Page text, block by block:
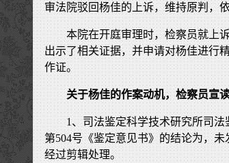
审法院驳回杨佳的上诉，维持原判，
本院在开庭审理时，检察员就上
出示了相关证据，并申请对杨佳进行
作证。
关于杨佳的作案动机，检察员宣
1、司法鉴定科学技术研究所司
第504号《鉴定意见书》的结论为，
经过剪辑处理。